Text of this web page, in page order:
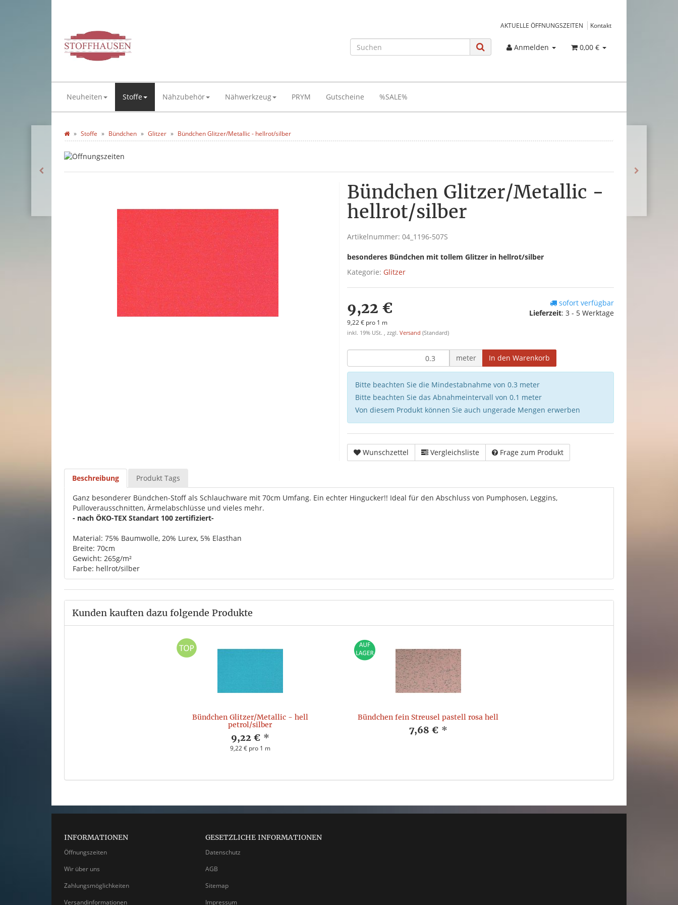
AKTUELLE ÖFFNUNGSZEITEN Kontakt
Anmelden 0,00 €
Neuheiten Stoffe Nähzubehör Nähwerkzeug PRYM Gutscheine %SALE%
Stoffe Bündchen Glitzer Bündchen Glitzer/Metallic - hellrot/silber
Bündchen Glitzer/Metallic -
hellrot/silber
Artikelnummer: 04_1196-507S
besonderes Bündchen mit tollem Glitzer in hellrot/silber
Kategorie: Glitzer
9,22 €
9,22 € pro 1 m
inkl. 19% USt. , zzgl. Versand (Standard)
sofort verfügbar
Lieferzeit: 3 - 5 Werktage
meter In den Warenkorb
Bitte beachten Sie die Mindestabnahme von 0.3 meter
Bitte beachten Sie das Abnahmeintervall von 0.1 meter
Von diesem Produkt können Sie auch ungerade Mengen erwerben
Wunschzettel Vergleichsliste Frage zum Produkt
Beschreibung Produkt Tags
Ganz besonderer Bündchen-Stoff als Schlauchware mit 70cm Umfang. Ein echter Hingucker!! Ideal für den Abschluss von Pumphosen, Leggins,
Pulloverausschnitten, Ärmelabschlüsse und vieles mehr.
- nach ÖKO-TEX Standart 100 zertifiziert-
Material: 75% Baumwolle, 20% Lurex, 5% Elasthan
Breite: 70cm
Gewicht: 265g/m²
Farbe: hellrot/silber
Kunden kauften dazu folgende Produkte
Bündchen Glitzer/Metallic - hell
petrol/silber
9,22 € *
9,22 € pro 1 m
Bündchen fein Streusel pastell rosa hell
7,68 € *
INFORMATIONEN
Öffnungszeiten
Wir über uns
Zahlungsmöglichkeiten
Versandinformationen
GESETZLICHE INFORMATIONEN
Datenschutz
AGB
Sitemap
Impressum